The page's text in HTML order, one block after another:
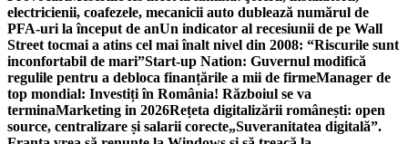
electricienii, coafezele, mecanicii auto dublează numărul de
PFA-uri la început de anUn indicator al recesiunii de pe Wall
Street tocmai a atins cel mai înalt nivel din 2008: “Riscurile sunt
inconfortabil de mari”Start-up Nation: Guvernul modifică
regulile pentru a debloca finanțările a mii de firmeManager de
top mondial: Investiți în România! Războiul se va
terminaMarketing in 2026Rețeta digitalizării românești: open
source, centralizare și salarii corecte„Suveranitatea digitală”.